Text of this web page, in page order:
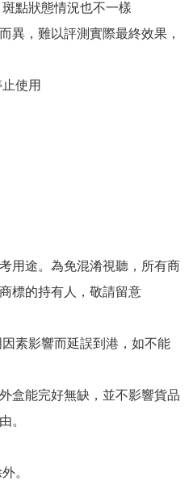
斑點狀態情況也不一樣
異，難以評測實際最終效果，
使用
用途。為免混淆視聽，所有商
標的持有人，敬請留意
素影響而延誤到港，如不能
盒能完好無缺，並不影響貨品
。
。